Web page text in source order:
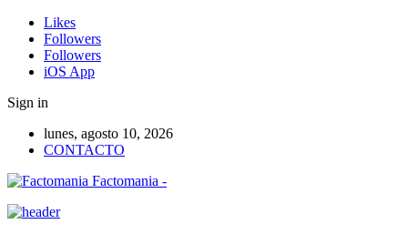
Likes
Followers
Followers
iOS App
Sign in
lunes, agosto 10, 2026
CONTACTO
Factomania -